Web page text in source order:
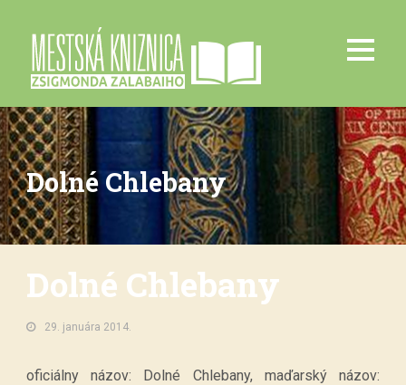
Dolné Chlebany
Dolné Chlebany
29. januára 2014.
oficiálny názov: Dolné Chlebany, maďarský názov: